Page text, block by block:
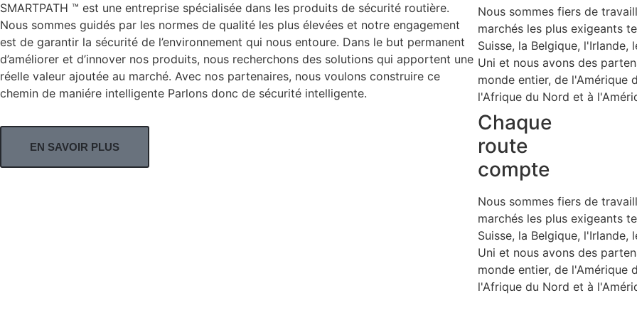
SMARTPATH ™ est une entreprise spécialisée dans les produits de sécurité routière.
Nous sommes guidés par les normes de qualité les plus élevées et notre engagement
est de garantir la sécurité de l’environnement qui nous entoure. Dans le but permanent
d’améliorer et d’innover nos produits, nous recherchons des solutions qui apportent une
réelle valeur ajoutée au marché. Avec nos partenaires, nous voulons construire ce
chemin de maniére intelligente Parlons donc de sécurité intelligente.
EN SAVOIR PLUS
Nous sommes fiers de
marchés les plus exigeants
Suisse, la Belgique, l'Irlande,
Uni et nous avons des
monde entier, de l'Amérique
l'Afrique du Nord et à
Chaque
route
compte
Nous sommes fiers de
marchés les plus exigeants
Suisse, la Belgique, l'Irlande,
Uni et nous avons des
monde entier, de l'Amérique
l'Afrique du Nord et à